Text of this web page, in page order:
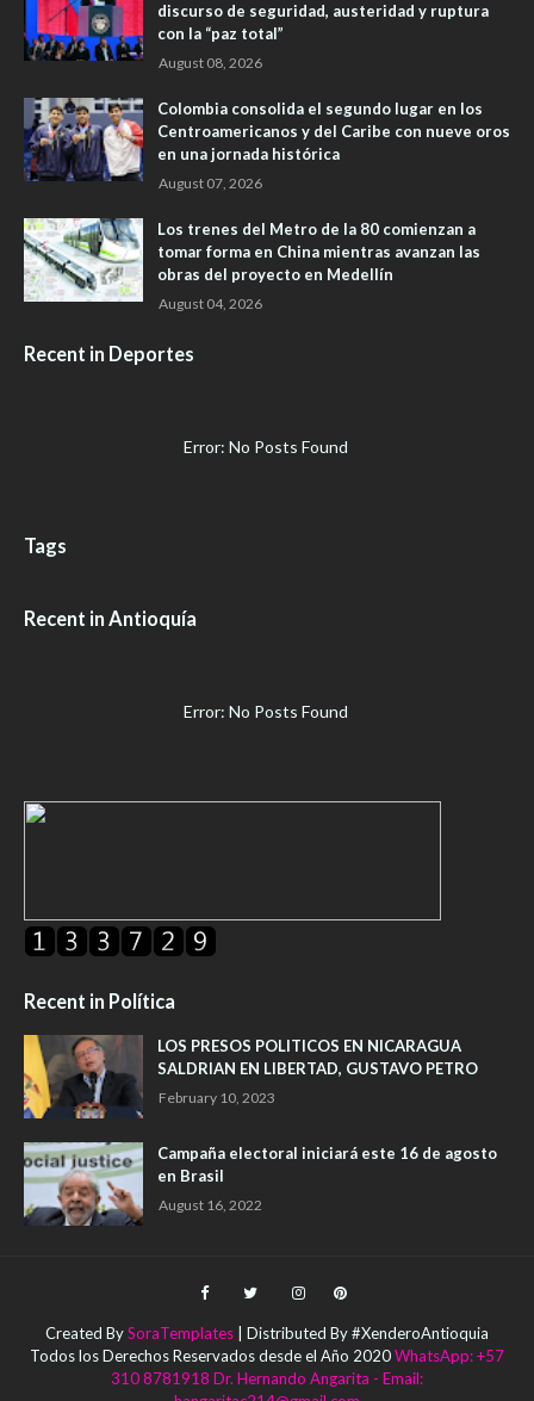
discurso de seguridad, austeridad y ruptura
con la “paz total”
August 08, 2026
Colombia consolida el segundo lugar en los
Centroamericanos y del Caribe con nueve oros
en una jornada histórica
August 07, 2026
Los trenes del Metro de la 80 comienzan a
tomar forma en China mientras avanzan las
obras del proyecto en Medellín
August 04, 2026
Recent in Deportes
Error: No Posts Found
Tags
Recent in Antioquía
Error: No Posts Found
Recent in Política
LOS PRESOS POLITICOS EN NICARAGUA
SALDRIAN EN LIBERTAD, GUSTAVO PETRO
February 10, 2023
Campaña electoral iniciará este 16 de agosto
en Brasil
August 16, 2022
Created BySoraTemplates | Distributed By #XenderoAntioquia
Todos los Derechos Reservados desde el Año 2020WhatsApp: +57
310 8781918 Dr. Hernando Angarita - Email: